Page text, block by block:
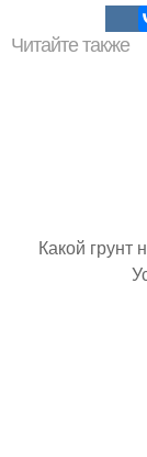
Читайте также
Какой грунт